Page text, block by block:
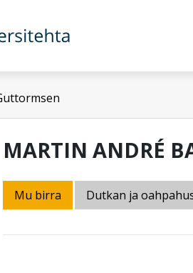
MARTIN ANDRÉ
Mu birra Dutkan ja